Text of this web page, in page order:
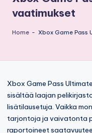
vaatimukset
Home - Xbox Game
Xbox Game Pass
sisältää laajan
lisätilausetuja. Vaikka
tarjontoja ja vaivatonta
raportoineet